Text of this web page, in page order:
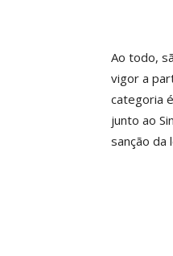
Ao todo,
vigor a
categoria
junto ao
sanção da